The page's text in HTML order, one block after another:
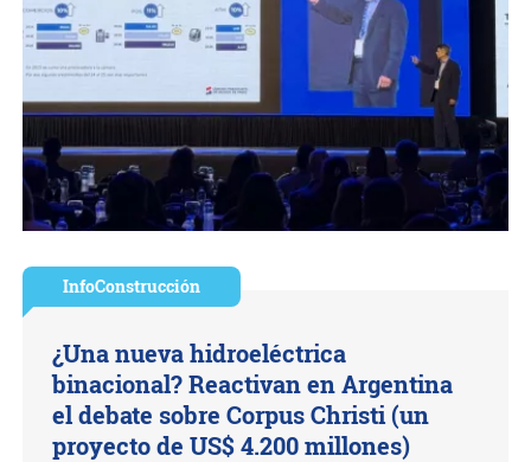
InfoConstrucción
¿Una nueva hidroeléctrica
binacional? Reactivan en Argentina
el debate sobre Corpus Christi (un
proyecto de US$ 4.200 millones)